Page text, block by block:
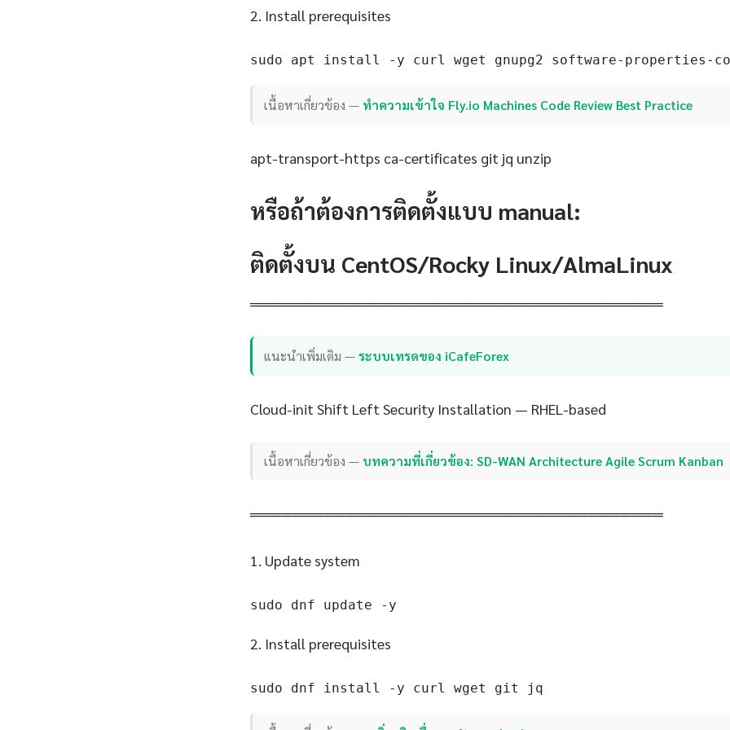
2. Install prerequisites
sudo apt install -y curl wget gnupg2 software-properties-
เนื้อหาเกี่ยวข้อง — ทำความเข้าใจ Fly.io Machines Code Review Best Practice
apt-transport-https ca-certificates git jq unzip
หรือถ้าต้องการติดตั้งแบบ manual:
ติดตั้งบน CentOS/Rocky Linux/AlmaLinux
═══════════════════════════════════════
แนะนำเพิ่มเติม —ระบบเทรดของ iCafeForex
Cloud-init Shift Left Security Installation — RHEL-based
เนื้อหาเกี่ยวข้อง — บทความที่เกี่ยวข้อง: SD-WAN Architecture Agile Scrum Kanban
═══════════════════════════════════════
1. Update system
sudo dnf update -y
2. Install prerequisites
sudo dnf install -y curl wget git jq